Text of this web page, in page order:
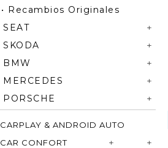
• Recambios Originales
SEAT
SKODA
BMW
MERCEDES
PORSCHE
CARPLAY & ANDROID AUTO
CAR CONFORT